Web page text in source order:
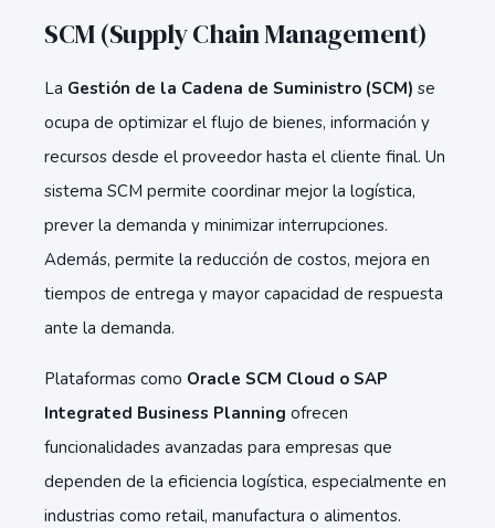
SCM (Supply Chain Management)
La Gestión de la Cadena de Suministro (SCM) se
ocupa de optimizar el flujo de bienes, información y
recursos desde el proveedor hasta el cliente final. Un
sistema SCM permite coordinar mejor la logística,
prever la demanda y minimizar interrupciones.
Además, permite la reducción de costos, mejora en
tiempos de entrega y mayor capacidad de respuesta
ante la demanda.
Plataformas como Oracle SCM Cloud o SAP
Integrated Business Planning ofrecen
funcionalidades avanzadas para empresas que
dependen de la eficiencia logística, especialmente en
industrias como retail, manufactura o alimentos.